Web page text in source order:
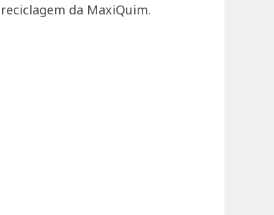
da MaxiQuim.